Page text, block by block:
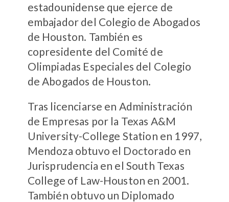
estadounidense que ejerce de
embajador del Colegio de Abogados
de Houston. También es
copresidente del Comité de
Olimpiadas Especiales del Colegio
de Abogados de Houston.
Tras licenciarse en Administración
de Empresas por la Texas A&M
University-College Station en 1997,
Mendoza obtuvo el Doctorado en
Jurisprudencia en el South Texas
College of Law-Houston en 2001.
También obtuvo un Diplomado